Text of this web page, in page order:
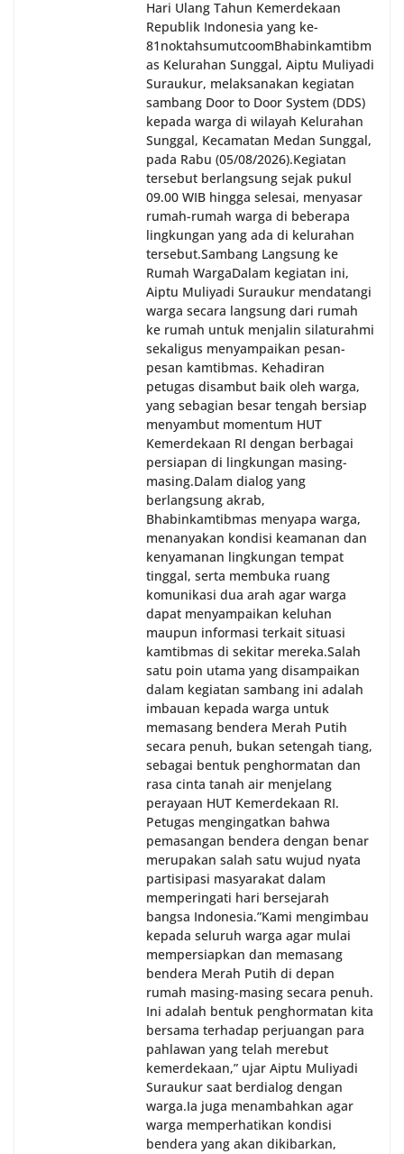
Hari Ulang Tahun Kemerdekaan
Republik Indonesia yang ke-
81noktahsumutcoomBhabinkamtibm
as Kelurahan Sunggal, Aiptu Muliyadi
Suraukur, melaksanakan kegiatan
sambang Door to Door System (DDS)
kepada warga di wilayah Kelurahan
Sunggal, Kecamatan Medan Sunggal,
pada Rabu (05/08/2026).‎‎Kegiatan
tersebut berlangsung sejak pukul
09.00 WIB hingga selesai, menyasar
rumah-rumah warga di beberapa
lingkungan yang ada di kelurahan
tersebut.‎Sambang Langsung ke
Rumah Warga‎Dalam kegiatan ini,
Aiptu Muliyadi Suraukur mendatangi
warga secara langsung dari rumah
ke rumah untuk menjalin silaturahmi
sekaligus menyampaikan pesan-
pesan kamtibmas. Kehadiran
petugas disambut baik oleh warga,
yang sebagian besar tengah bersiap
menyambut momentum HUT
Kemerdekaan RI dengan berbagai
persiapan di lingkungan masing-
masing.‎Dalam dialog yang
berlangsung akrab,
Bhabinkamtibmas menyapa warga,
menanyakan kondisi keamanan dan
kenyamanan lingkungan tempat
tinggal, serta membuka ruang
komunikasi dua arah agar warga
dapat menyampaikan keluhan
maupun informasi terkait situasi
kamtibmas di sekitar mereka.‎‎‎Salah
satu poin utama yang disampaikan
dalam kegiatan sambang ini adalah
imbauan kepada warga untuk
memasang bendera Merah Putih
secara penuh, bukan setengah tiang,
sebagai bentuk penghormatan dan
rasa cinta tanah air menjelang
perayaan HUT Kemerdekaan RI.
Petugas mengingatkan bahwa
pemasangan bendera dengan benar
merupakan salah satu wujud nyata
partisipasi masyarakat dalam
memperingati hari bersejarah
bangsa Indonesia.‎‎”Kami mengimbau
kepada seluruh warga agar mulai
mempersiapkan dan memasang
bendera Merah Putih di depan
rumah masing-masing secara penuh.
Ini adalah bentuk penghormatan kita
bersama terhadap perjuangan para
pahlawan yang telah merebut
kemerdekaan,” ujar Aiptu Muliyadi
Suraukur saat berdialog dengan
warga.‎‎Ia juga menambahkan agar
warga memperhatikan kondisi
bendera yang akan dikibarkan,